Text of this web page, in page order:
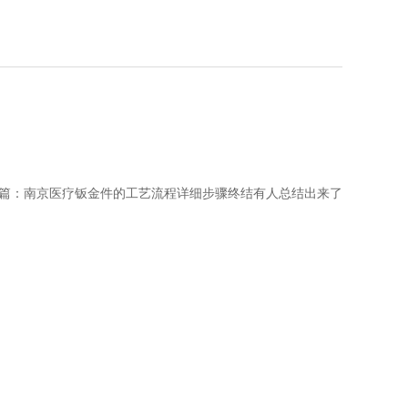
： 南京医疗钣金件的工艺流程详细步骤终结有人总结出来了